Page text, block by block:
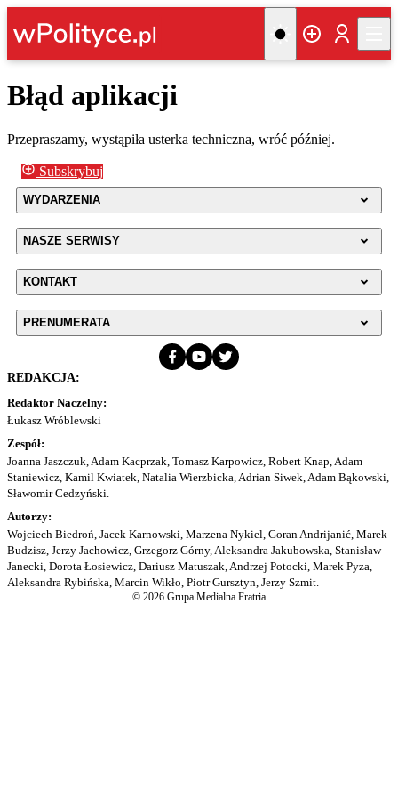
Błąd aplikacji
Przepraszamy, wystąpiła usterka techniczna, wróć później.
Subskrybuj
WYDARZENIA
NASZE SERWISY
KONTAKT
PRENUMERATA
REDAKCJA:
Redaktor Naczelny:
Łukasz Wróblewski
Zespół:
Joanna Jaszczuk, Adam Kacprzak, Tomasz Karpowicz, Robert Knap, Adam
Staniewicz, Kamil Kwiatek, Natalia Wierzbicka, Adrian Siwek, Adam Bąkowski,
Sławomir Cedzyński.
Autorzy:
Wojciech Biedroń, Jacek Karnowski, Marzena Nykiel, Goran Andrijanić, Marek
Budzisz, Jerzy Jachowicz, Grzegorz Górny, Aleksandra Jakubowska, Stanisław
Janecki, Dorota Łosiewicz, Dariusz Matuszak, Andrzej Potocki, Marek Pyza,
Aleksandra Rybińska, Marcin Wikło, Piotr Gursztyn, Jerzy Szmit.
© 2026 Grupa Medialna Fratria